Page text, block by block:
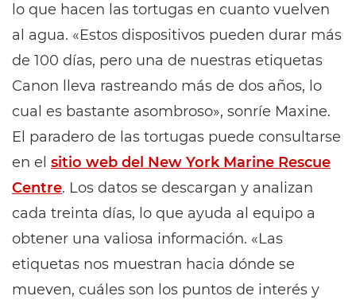
lo que hacen las tortugas en cuanto vuelven
al agua. «Estos dispositivos pueden durar más
de 100 días, pero una de nuestras etiquetas
Canon lleva rastreando más de dos años, lo
cual es bastante asombroso», sonríe Maxine.
El paradero de las tortugas puede consultarse
en el sitio web del New York Marine Rescue
Centre. Los datos se descargan y analizan
cada treinta días, lo que ayuda al equipo a
obtener una valiosa información. «Las
etiquetas nos muestran hacia dónde se
mueven, cuáles son los puntos de interés y